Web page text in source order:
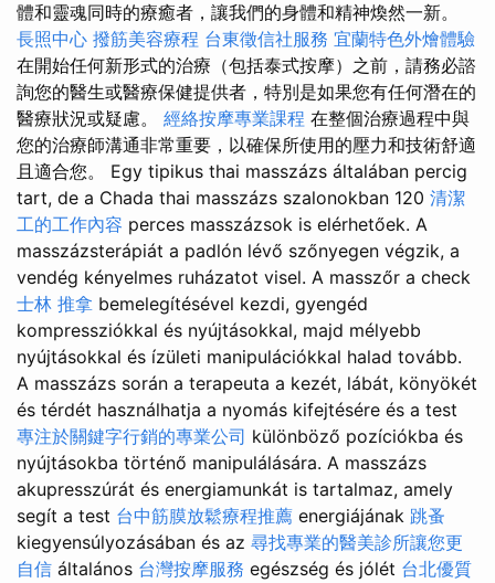
體和靈魂同時的療癒者，讓我們的身體和精神煥然一新。
長照中心 撥筋美容療程 台東徵信社服務 宜蘭特色外燴體驗
在開始任何新形式的治療（包括泰式按摩）之前，請務必諮
詢您的醫生或醫療保健提供者，特別是如果您有任何潛在的
醫療狀況或疑慮。 經絡按摩專業課程 在整個治療過程中與
您的治療師溝通非常重要，以確保所使用的壓力和技術舒適
且適合您。 Egy tipikus thai masszázs általában percig
tart, de a Chada thai masszázs szalonokban 120 清潔
工的工作內容 perces masszázsok is elérhetőek. A
masszázsterápiát a padlón lévő szőnyegen végzik, a
vendég kényelmes ruházatot visel. A masszőr a check
士林 推拿 bemelegítésével kezdi, gyengéd
kompressziókkal és nyújtásokkal, majd mélyebb
nyújtásokkal és ízületi manipulációkkal halad tovább.
A masszázs során a terapeuta a kezét, lábát, könyökét
és térdét használhatja a nyomás kifejtésére és a test
專注於關鍵字行銷的專業公司 különböző pozíciókba és
nyújtásokba történő manipulálására. A masszázs
akupresszúrát és energiamunkát is tartalmaz, amely
segít a test 台中筋膜放鬆療程推薦 energiájának 跳蚤
kiegyensúlyozásában és az 尋找專業的醫美診所讓您更
自信 általános 台灣按摩服務 egészség és jólét 台北優質